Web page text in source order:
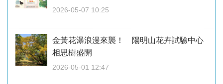
2026-05-07 10:25
金黃花瀑浪漫來襲！ 陽明山花卉試驗中心
相思樹盛開
2026-05-01 12:47